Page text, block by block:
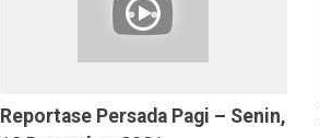
Reportase Persada Pagi – Senin,